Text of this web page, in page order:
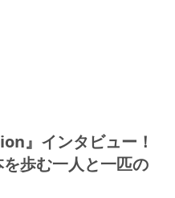
』インタビュー！
歩む一人と一匹の